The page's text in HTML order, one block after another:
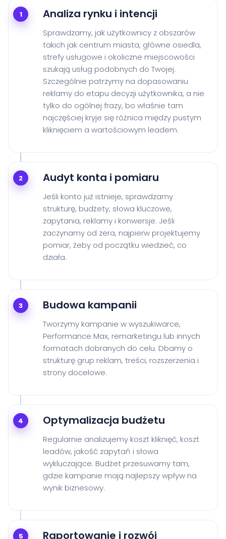
1 Analiza rynku i intencji
Sprawdzamy, jak użytkownicy z obszarów
takich jak centrum miasta, główne osiedla,
strefy usługowe i okoliczne miejscowości
szukają usług podobnych do Twojej.
Szczególnie patrzymy na dopasowaniu
reklamy do etapu decyzji użytkownika, a nie
tylko do ogólnej frazy, bo właśnie tam
najczęściej kryje się różnica między pustym
kliknięciem a wartościowym leadem.
2 Audyt konta i pomiaru
Jeśli konto już istnieje, sprawdzamy
strukturę, budżety, słowa kluczowe,
zapytania, reklamy i konwersje. Jeśli
zaczynamy od zera, najpierw projektujemy
pomiar, żeby od początku wiedzieć, co
działa.
3 Budowa kampanii
Tworzymy kampanie w wyszukiwarce,
Performance Max, remarketingu lub innych
formatach dobranych do celu. Dbamy o
strukturę grup reklam, treści, rozszerzenia i
strony docelowe.
4 Optymalizacja budżetu
Regularnie analizujemy koszt kliknięć, koszt
leadów, jakość zapytań i słowa
wykluczające. Budżet przesuwamy tam,
gdzie kampanie mają najlepszy wpływ na
wynik biznesowy.
5 Raportowanie i rozwój